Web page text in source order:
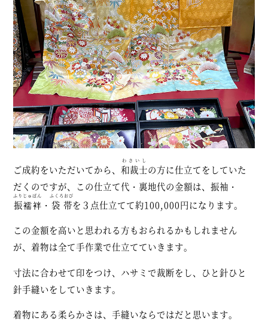
ご成約をいただいてから、和裁士
わさいし
の方に仕立てをしていた
だくのですが、この仕立て代・裏地代の金額は、振袖・
振襦袢
ふりじゅばん
・ 袋帯
ふくろおび
を３点仕立てて約100,000円になります。
この金額を高いと思われる方もおられるかもしれません
が、着物は全て手作業で仕立てていきます。
寸法に合わせて印をつけ、ハサミで裁断をし、ひと針ひと
針手縫いをしていきます。
着物にある柔らかさは、手縫いならではだと思います。